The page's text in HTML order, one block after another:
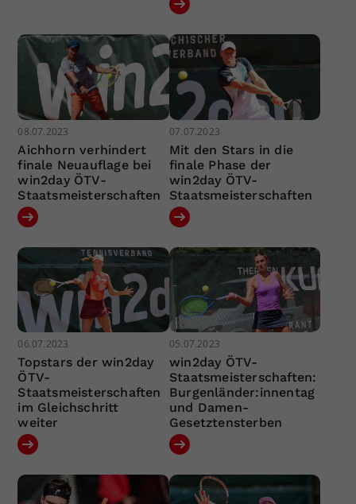
08.07.2023
Aichhorn verhindert
finale Neuauflage bei
win2day ÖTV-
Staatsmeisterschaften
07.07.2023
Mit den Stars in die
finale Phase der
win2day ÖTV-
Staatsmeisterschaften
06.07.2023
Topstars der win2day
ÖTV-
Staatsmeisterschaften
im Gleichschritt
weiter
05.07.2023
win2day ÖTV-
Staatsmeisterschaften:
Burgenländer:innentag
und Damen-
Gesetztensterben